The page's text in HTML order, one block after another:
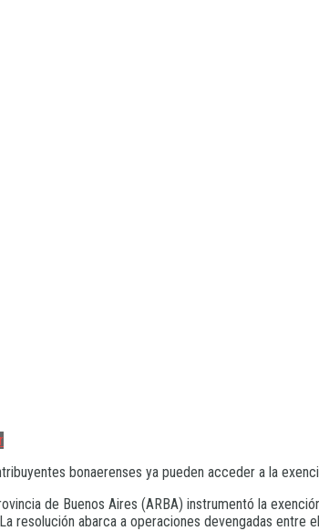
bonaerenses ya pueden acceder a la
de Buenos Aires (ARBA) instrumentó la
resolución abarca a operaciones devengadas